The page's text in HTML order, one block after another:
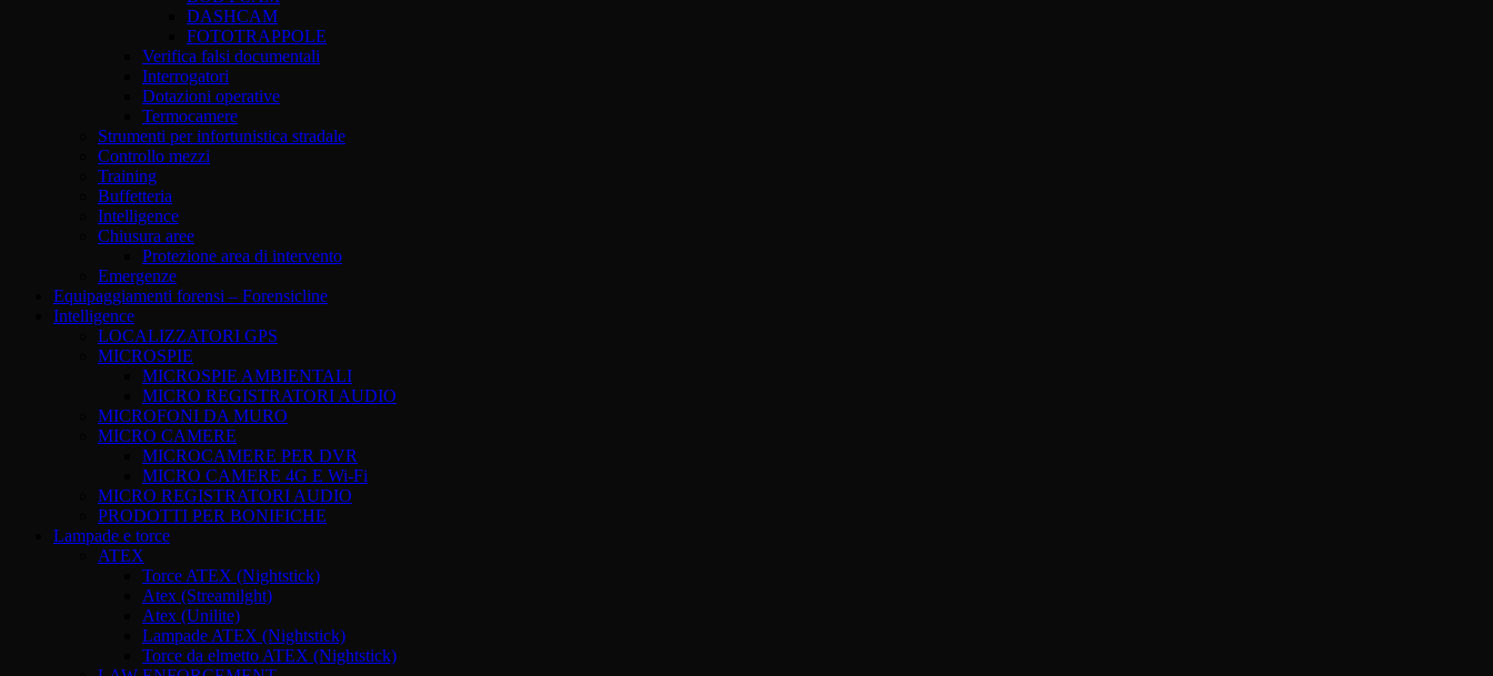
DASHCAM
FOTOTRAPPOLE
Verifica falsi documentali
Interrogatori
Dotazioni operative
Termocamere
Strumenti per infortunistica stradale
Controllo mezzi
Training
Buffetteria
Intelligence
Chiusura aree
Protezione area di intervento
Emergenze
Equipaggiamenti forensi – Forensicline
Intelligence
LOCALIZZATORI GPS
MICROSPIE
MICROSPIE AMBIENTALI
MICRO REGISTRATORI AUDIO
MICROFONI DA MURO
MICRO CAMERE
MICROCAMERE PER DVR
MICRO CAMERE 4G E Wi-Fi
MICRO REGISTRATORI AUDIO
PRODOTTI PER BONIFICHE
Lampade e torce
ATEX
Torce ATEX (Nightstick)
Atex (Streamilght)
Atex (Unilite)
Lampade ATEX (Nightstick)
Torce da elmetto ATEX (Nightstick)